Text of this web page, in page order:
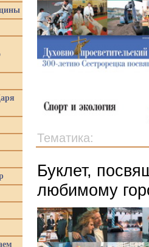
Тематика:
Буклет,
любимому